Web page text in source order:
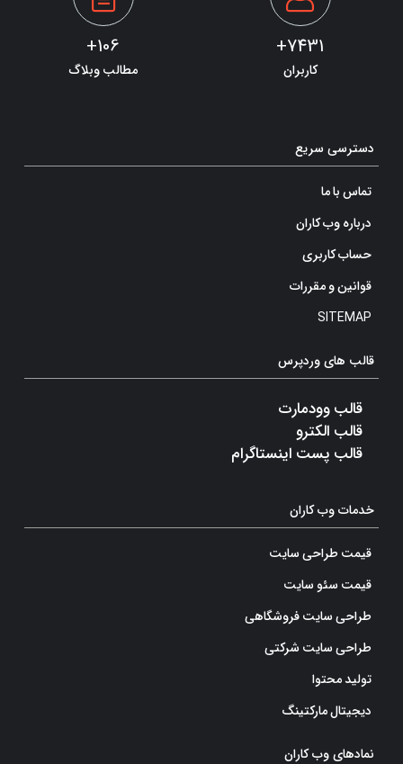
7431+
کاربران
106+
مطالب وبلاگ
دسترسی سریع
تماس با ما
درباره وب کاران
حساب کاربری
قوانین و مقررات
SITEMAP
قالب های وردپرس
قالب وودمارت
قالب الکترو
قالب پست اینستاگرام
خدمات وب کاران
قیمت طراحی سایت
قیمت سئو سایت
طراحی سایت فروشگاهی
طراحی سایت شرکتی
تولید محتوا
دیجیتال مارکتینگ
نمادهای وب کاران